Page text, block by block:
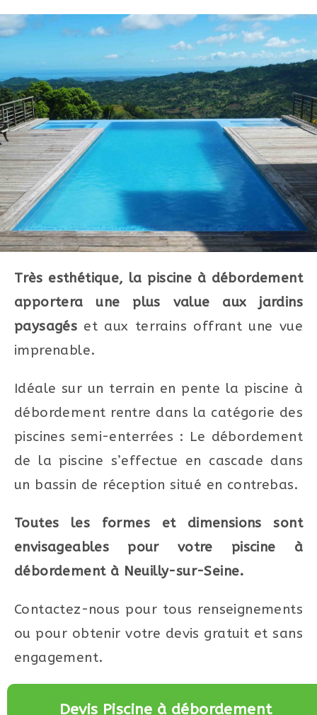
Très esthétique, la piscine à débordement
apportera une plus value aux jardins
paysagés et aux terrains offrant une vue
imprenable.
Idéale sur un terrain en pente la piscine à
débordement rentre dans la catégorie des
piscines semi-enterrées : Le débordement
de la piscine s’effectue en cascade dans
un bassin de réception situé en contrebas.
Toutes les formes et dimensions sont
envisageables pour votre piscine à
débordement à Neuilly-sur-Seine.
Contactez-nous pour tous renseignements
ou pour obtenir votre devis gratuit et sans
engagement.
Devis Piscine à débordement